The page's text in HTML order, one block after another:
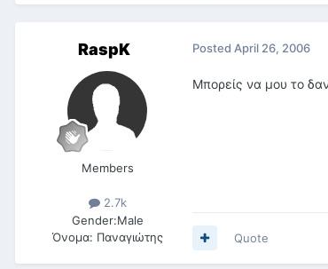
RaspK
Members
2.7k
Gender:Male
Όνομα: Παναγιώτης
Posted April 26, 2006
Μπορείς να μου το
Quote